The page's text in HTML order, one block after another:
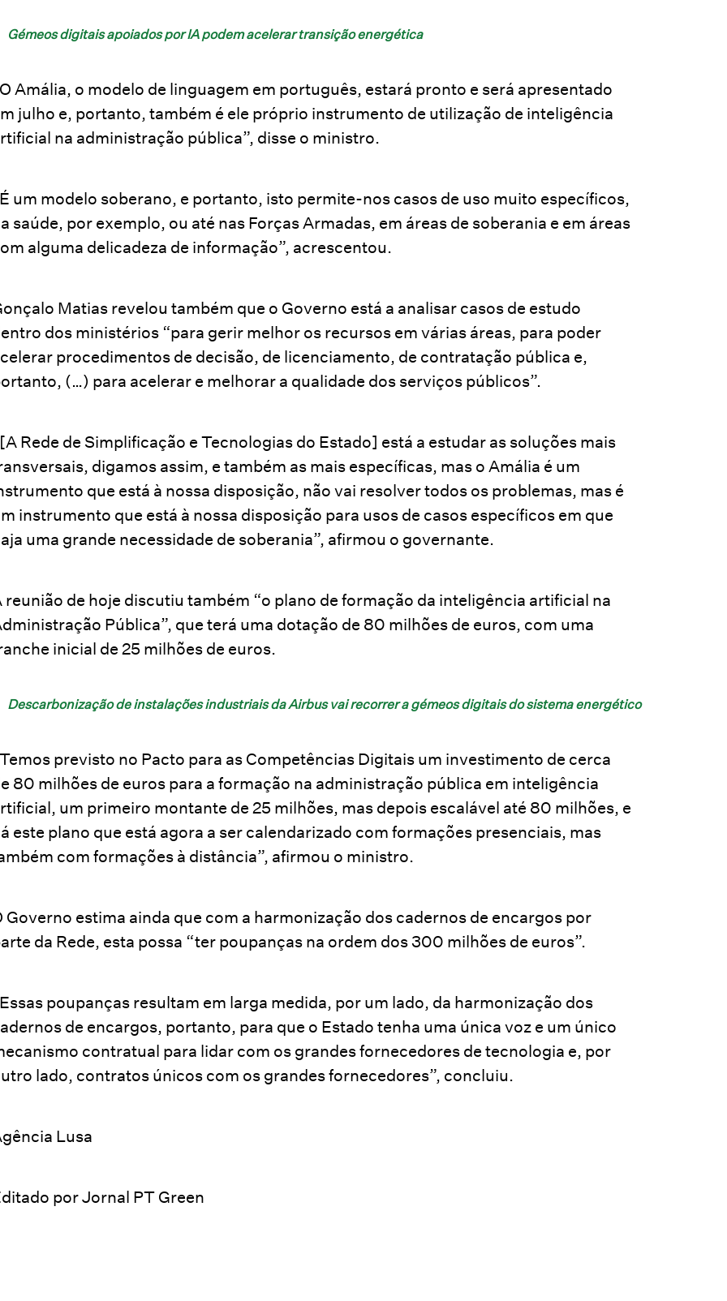
Gémeos digitais apoiados por IA podem acelerar transição energética
Amália, o modelo de linguagem em português, estará pronto e será apresentado
julho e, portanto, também é ele próprio instrumento de utilização de inteligência
na administração pública”, disse o ministro.
um modelo soberano, e portanto, isto permite-nos casos de uso muito específicos,
saúde, por exemplo, ou até nas Forças Armadas, em áreas de soberania e em áreas
alguma delicadeza de informação”, acrescentou.
Matias revelou também que o Governo está a analisar casos de estudo
dos ministérios “para gerir melhor os recursos em várias áreas, para poder
procedimentos de decisão, de licenciamento, de contratação pública e,
(…) para acelerar e melhorar a qualidade dos serviços públicos”.
Rede de Simplificação e Tecnologias do Estado] está a estudar as soluções mais
digamos assim, e também as mais específicas, mas o Amália é um
que está à nossa disposição, não vai resolver todos os problemas, mas é
instrumento que está à nossa disposição para usos de casos específicos em que
uma grande necessidade de soberania”, afirmou o governante.
reunião de hoje discutiu também “o plano de formação da inteligência artificial na
Pública”, que terá uma dotação de 80 milhões de euros, com uma
inicial de 25 milhões de euros.
Descarbonização de instalações industriais da Airbus vai recorrer a gémeos digitais do sistema energético
previsto no Pacto para as Competências Digitais um investimento de cerca
80 milhões de euros para a formação na administração pública em inteligência
um primeiro montante de 25 milhões, mas depois escalável até 80 milhões, e
este plano que está agora a ser calendarizado com formações presenciais, mas
com formações à distância”, afirmou o ministro.
Governo estima ainda que com a harmonização dos cadernos de encargos por
da Rede, esta possa “ter poupanças na ordem dos 300 milhões de euros”.
poupanças resultam em larga medida, por um lado, da harmonização dos
de encargos, portanto, para que o Estado tenha uma única voz e um único
contratual para lidar com os grandes fornecedores de tecnologia e, por
lado, contratos únicos com os grandes fornecedores”, concluiu.
Lusa
por Jornal PT Green